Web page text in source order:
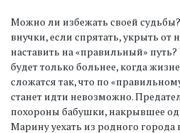
Можно ли избежать своей
внучки, если спрятать, укрыть от
наставить на «правильный»
будет только больнее, когда
сложатся так, что по
станет идти невозможно.
похороны бабушки, накрывшее
Марину уехать из родного города